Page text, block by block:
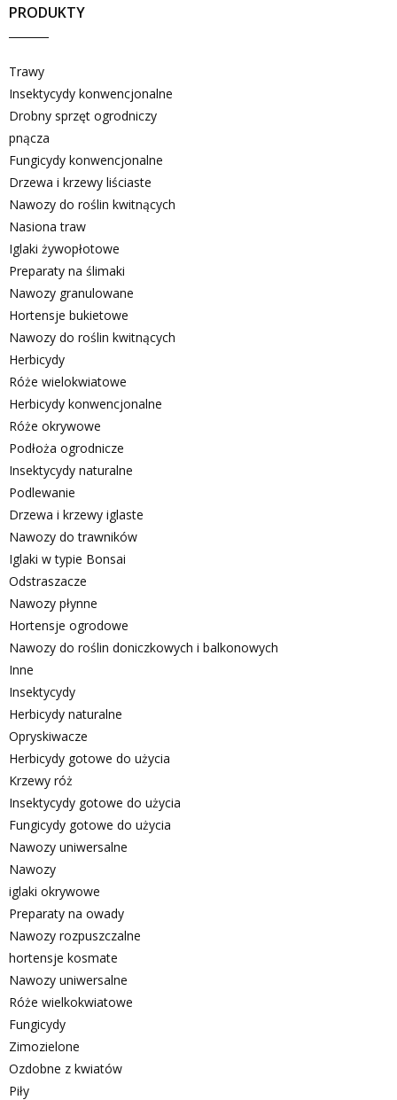
PRODUKTY
Trawy
Insektycydy konwencjonalne
Drobny sprzęt ogrodniczy
pnącza
Fungicydy konwencjonalne
Drzewa i krzewy liściaste
Nawozy do roślin kwitnących
Nasiona traw
Iglaki żywopłotowe
Preparaty na ślimaki
Nawozy granulowane
Hortensje bukietowe
Nawozy do roślin kwitnących
Herbicydy
Róże wielokwiatowe
Herbicydy konwencjonalne
Róże okrywowe
Podłoża ogrodnicze
Insektycydy naturalne
Podlewanie
Drzewa i krzewy iglaste
Nawozy do trawników
Iglaki w typie Bonsai
Odstraszacze
Nawozy płynne
Hortensje ogrodowe
Nawozy do roślin doniczkowych i balkonowych
Inne
Insektycydy
Herbicydy naturalne
Opryskiwacze
Herbicydy gotowe do użycia
Krzewy róż
Insektycydy gotowe do użycia
Fungicydy gotowe do użycia
Nawozy uniwersalne
Nawozy
iglaki okrywowe
Preparaty na owady
Nawozy rozpuszczalne
hortensje kosmate
Nawozy uniwersalne
Róże wielkokwiatowe
Fungicydy
Zimozielone
Ozdobne z kwiatów
Piły